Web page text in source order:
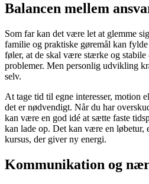
Balancen mellem
Som far kan det være let at glemme
familie og praktiske gøremål kan
føler, at de skal være stærke og
problemer. Men personlig udvikling
selv.
At tage tid til egne interesser, motion
det er nødvendigt. Når du har
kan være en god idé at sætte faste
kan lade op. Det kan være en løbetur,
kursus, der giver ny energi.
Kommunikation og